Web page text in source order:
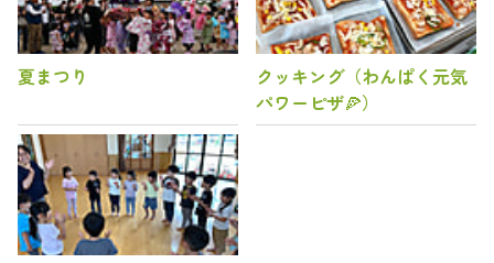
夏まつり
クッキング（わんぱく元気
パワーピザ🍕）